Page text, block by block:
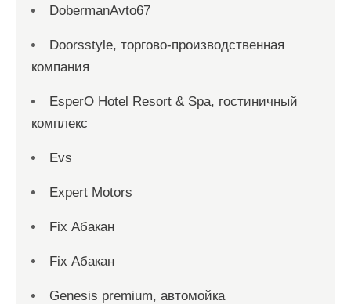
DobermanAvto67
Doorsstyle, торгово-производственная
компания
EsperO Hotel Resort & Spa, гостиничный
комплекс
Evs
Expert Motors
Fix Абакан
Fix Абакан
Genesis premium, автомойка